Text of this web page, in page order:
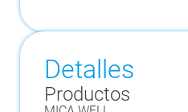
Detalles
Productos